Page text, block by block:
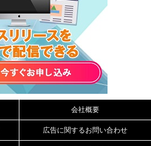
会社概要
広告に関するお問い合わせ